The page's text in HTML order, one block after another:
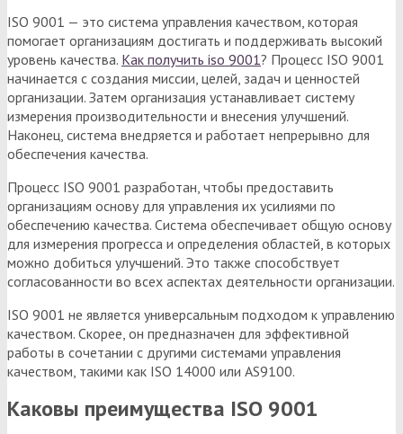
ISO 9001 — это система управления качеством, которая
помогает организациям достигать и поддерживать высокий
уровень качества. Как получить iso 9001? Процесс ISO 9001
начинается с создания миссии, целей, задач и ценностей
организации. Затем организация устанавливает систему
измерения производительности и внесения улучшений.
Наконец, система внедряется и работает непрерывно для
обеспечения качества.
Процесс ISO 9001 разработан, чтобы предоставить
организациям основу для управления их усилиями по
обеспечению качества. Система обеспечивает общую основу
для измерения прогресса и определения областей, в которых
можно добиться улучшений. Это также способствует
согласованности во всех аспектах деятельности организации.
ISO 9001 не является универсальным подходом к управлению
качеством. Скорее, он предназначен для эффективной
работы в сочетании с другими системами управления
качеством, такими как ISO 14000 или AS9100.
Каковы преимущества ISO 9001